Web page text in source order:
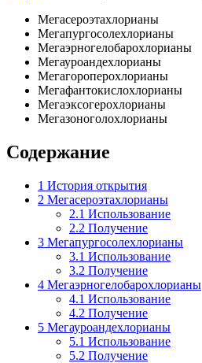
Мегасероэтахлорианы
Мегапургосолехлорианы
Мегаэрногелобарохлорианы
Мегауроандехлорианы
Мегагороперохлорианы
Мегафантокислохлорианы
Мегаэксогерохлорианы
Мегазоноголохлорианы
Содержание
1 История открытия
2 Мегасероэтахлорианы
2.1 Использование
2.2 Получение
3 Мегапургосолехлорианы
3.1 Использование
3.2 Получение
4 Мегаэрногелобарохлорианы
4.1 Использование
4.2 Получение
5 Мегауроандехлорианы
5.1 Использование
5.2 Получение